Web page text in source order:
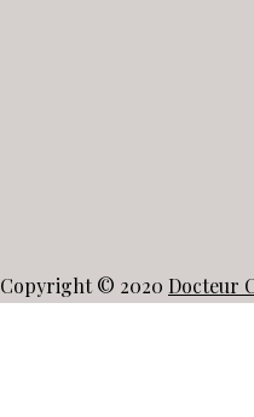
Copyright © 2020 Docteur